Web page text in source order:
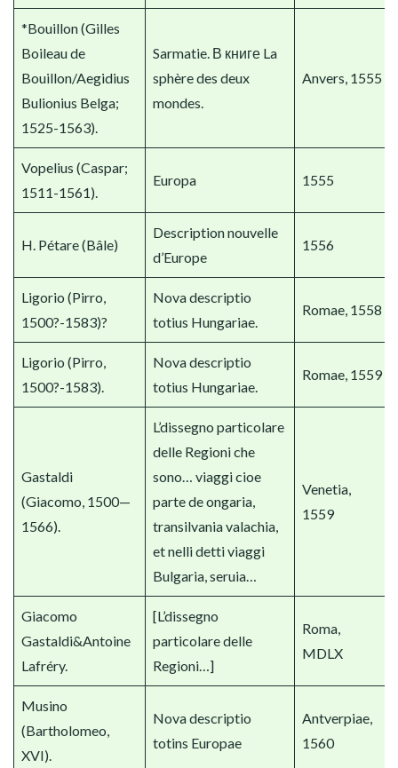
*Bouillon (Gilles
Boileau de
Bouillon/Aegidius
Bulionius Belga;
1525-1563).
Sarmatie. В книге La
sphère des deux
mondes.
Anvers, 1555
Vopelius (Caspar;
1511-1561).
Europa 1555
H. Pétare (Bâle)
Description nouvelle
d’Europe
1556
Ligorio (Pirro,
1500?-1583)?
Nova descriptio
totius Hungariae.
Romae, 1558
Ligorio (Pirro,
1500?-1583).
Nova descriptio
totius Hungariae.
Romae, 1559
Gastaldi
(Giacomo, 1500—
1566).
L’dissegno particolare
delle Regioni che
sono… viaggi cioe
parte de ongaria,
transilvania valachia,
et nelli detti viaggi
Bulgaria, seruia…
Venetia,
1559
Giacomo
Gastaldi&Antoine
Lafréry.
[L’dissegno
particolare delle
Regioni…]
Roma,
MDLX
Musino
(Bartholomeo,
XVI).
Nova descriptio
totins Europae
Antverpiae,
1560